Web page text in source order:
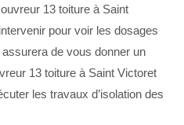
13 toiture à Saint
pour voir les dosages
de vous donner un
13 toiture à Saint Victoret
les travaux d’isolation des